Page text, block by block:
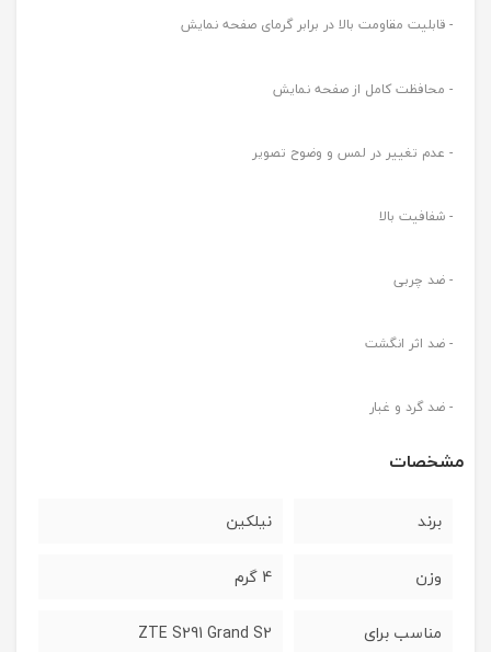
- قابلیت مقاومت بالا در برابر گرمای صفحه نمایش
- محافظت کامل از صفحه نمایش
- عدم تغییر در لمس و وضوح تصویر
- شفافیت بالا
- ضد چربی
- ضد اثر انگشت
- ضد گرد و غبار
مشخصات
برند نیلکین
وزن 4 گرم
مناسب برای ZTE S291 Grand S2